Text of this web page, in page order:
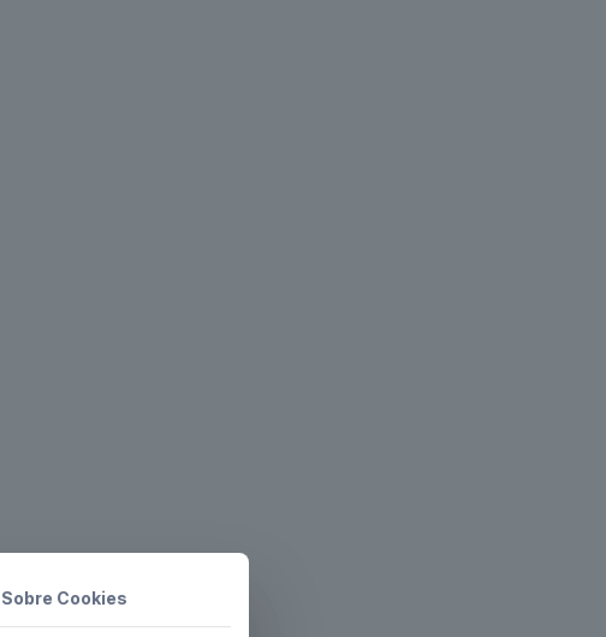
Sobre Cookies